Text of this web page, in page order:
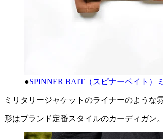
●SPINNER BAIT（スピナーベイト
ミリタリージャケットのライナーのような
形はブランド定番スタイルのカーディガン